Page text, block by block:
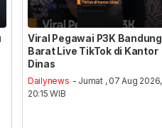
Viral Pegawai P3K Bandung
Barat Live TikTok di Kantor
Dinas
Dailynews - Jumat , 07 Aug 2026,
20:15 WIB